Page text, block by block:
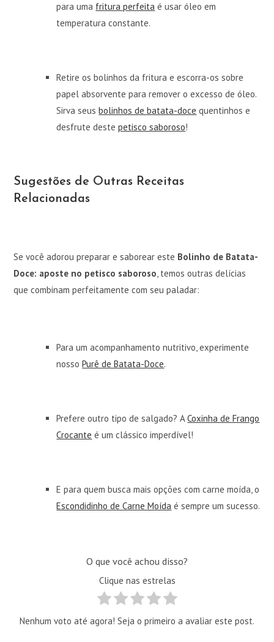
para uma fritura perfeita é usar óleo em
temperatura constante.
Retire os bolinhos da fritura e escorra-os sobre
papel absorvente para remover o excesso de óleo.
Sirva seusbolinhos de batata-doce quentinhos e
desfrute destepetisco saboroso!
Sugestões de Outras Receitas
Relacionadas
Se você adorou preparar e saborear este Bolinho de Batata-
Doce: aposte no petisco saboroso, temos outras delícias
que combinam perfeitamente com seu paladar:
Para um acompanhamento nutritivo, experimente
nossoPurê de Batata-Doce.
Prefere outro tipo de salgado? ACoxinha de Frango
Crocante é um clássico imperdível!
E para quem busca mais opções com carne moída, o
Escondidinho de Carne Moída é sempre um sucesso.
O que você achou disso?
Clique nas estrelas
Nenhum voto até agora! Seja o primeiro a avaliar este post.